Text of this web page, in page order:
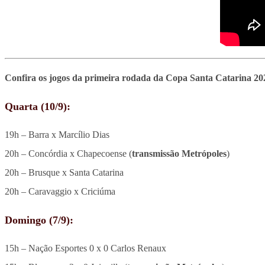
Confira os jogos da primeira rodada da Copa Santa Catarina
Quarta (10/9):
19h – Barra x Marcílio Dias
20h – Concórdia x Chapecoense (transmissão Metrópoles)
20h – Brusque x Santa Catarina
20h – Caravaggio x Criciúma
Domingo (7/9):
15h – Nação Esportes 0 x 0 Carlos Renaux